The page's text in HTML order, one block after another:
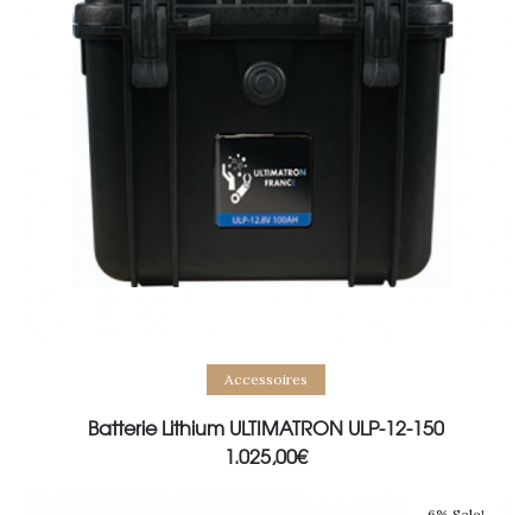
Add to basket
Accessoires
Batterie Lithium ULTIMATRON ULP-12-150
1.025,00€